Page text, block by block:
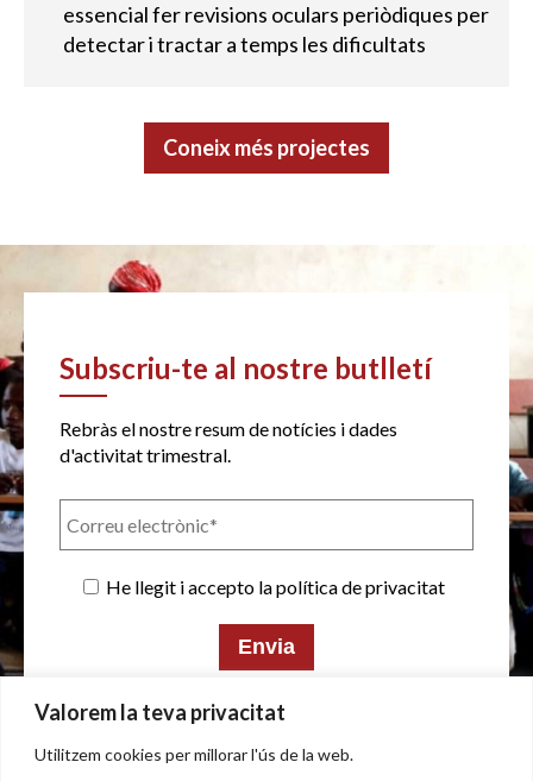
Valorem la teva privacitat
Utilitzem cookies per millorar l'ús de la web.
essencial fer revisions oculars periòdiques per
detectar i tractar a temps les dificultats
Coneix més projectes
Subscriu-te al nostre butlletí
Rebràs el nostre resum de notícies i dades
d'activitat trimestral.
He llegit i accepto la política de privacitat